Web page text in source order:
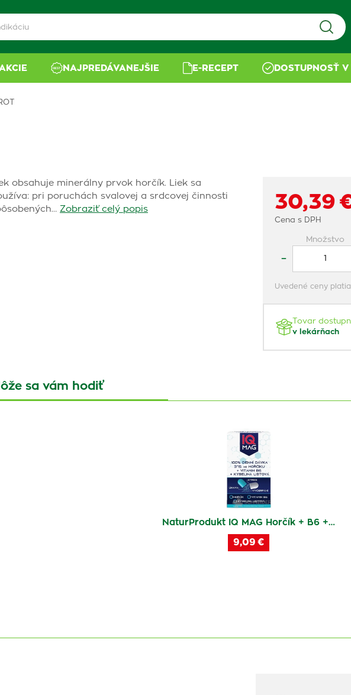
NAJPREDÁVANEJŠIE E-RECEPT DOSTUPNOSŤ V
obsahuje minerálny prvok horčík. Liek sa
pri poruchách svalovej a srdcovej činnosti
Zobraziť celý popis 30,39
Cena s DPH
Množstvo
–
Uvedené ceny
Tovar
v lekárňach
sa vám hodiť
NaturProdukt IQ MAG Horčík + B6 +…
9,09 €